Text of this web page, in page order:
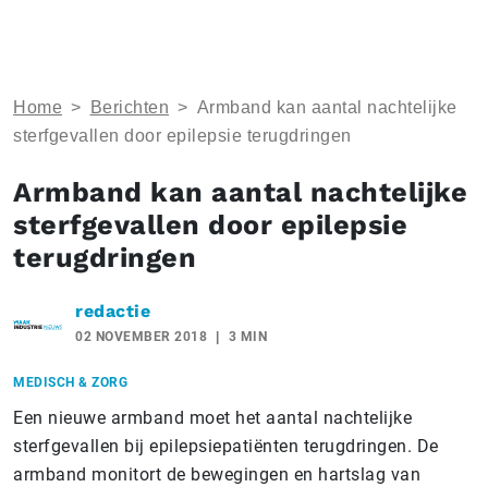
Home > Berichten > Armband kan aantal nachtelijke
sterfgevallen door epilepsie terugdringen
Armband kan aantal nachtelijke
sterfgevallen door epilepsie
terugdringen
redactie
02 NOVEMBER 2018 3 MIN
MEDISCH & ZORG
Een nieuwe armband moet het aantal nachtelijke
sterfgevallen bij epilepsiepatiënten terugdringen. De
armband monitort de bewegingen en hartslag van